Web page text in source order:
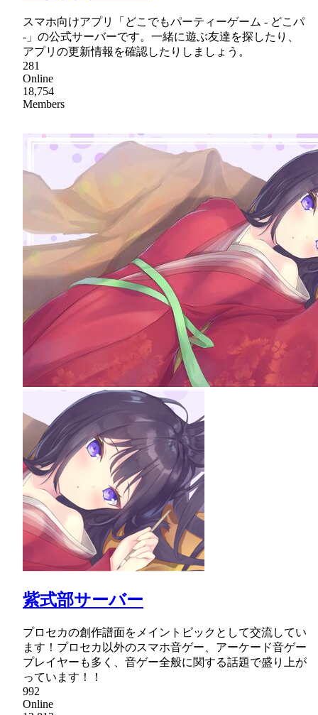
スマホ向けアプリ「どこでもパーティーゲーム - どこパ
-」の公式サーバーです。一緒に遊ぶ友達を探したり、
アプリの更新情報を確認したりしましょう。
281
Online
18,754
Members
紫式部サーバー
プロセカの創作譜面をメイントピックとして交流してい
ます！プロセカ以外のスマホ音ゲー、アーケード音ゲー
プレイヤーも多く、音ゲー全般に関する話題で盛り上が
っています！！
992
Online